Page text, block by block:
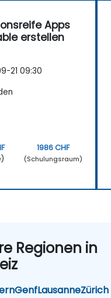
Apps
erstellen
21 09:30
1986 CHF
(Schulungsraum)
Regionen in
GenfLausanneZürich